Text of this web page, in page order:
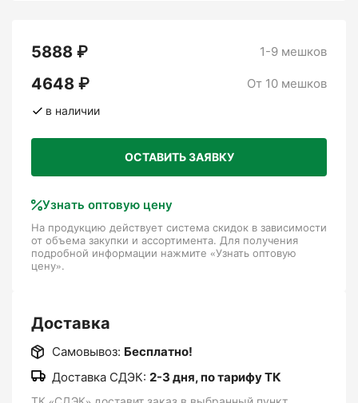
5888 ₽ 1-9 мешков
4648 ₽ От 10 мешков
в наличии
ОСТАВИТЬ ЗАЯВКУ
Узнать оптовую цену
На продукцию действует система скидок в зависимости
от объема закупки и ассортимента. Для получения
подробной информации нажмите «Узнать оптовую
цену».
Доставка
Самовывоз: Бесплатно!
Доставка СДЭК: 2-3 дня, по тарифу ТК